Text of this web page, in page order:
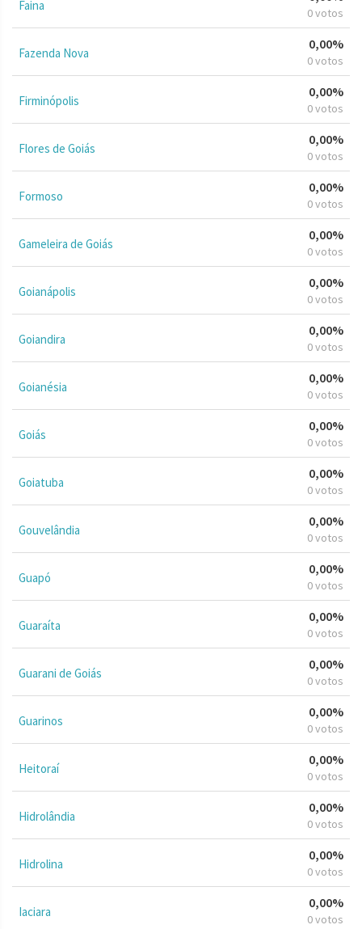
Faina 0 votos
Fazenda Nova
0,00%
0 votos
Firminópolis
0,00%
0 votos
Flores de Goiás
0,00%
0 votos
Formoso
0,00%
0 votos
Gameleira de Goiás
0,00%
0 votos
Goianápolis
0,00%
0 votos
Goiandira
0,00%
0 votos
Goianésia
0,00%
0 votos
Goiás
0,00%
0 votos
Goiatuba
0,00%
0 votos
Gouvelândia
0,00%
0 votos
Guapó
0,00%
0 votos
Guaraíta
0,00%
0 votos
Guarani de Goiás
0,00%
0 votos
Guarinos
0,00%
0 votos
Heitoraí
0,00%
0 votos
Hidrolândia
0,00%
0 votos
Hidrolina
0,00%
0 votos
Iaciara
0,00%
0 votos